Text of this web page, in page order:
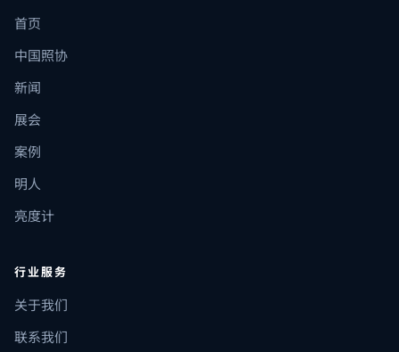
首页
中国照协
新闻
展会
案例
明人
亮度计
行业服务
关于我们
联系我们